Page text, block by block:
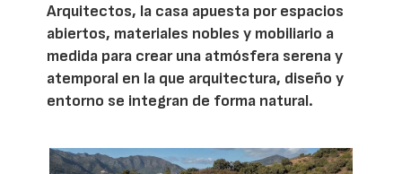
Arquitectos, la casa apuesta por espacios
abiertos, materiales nobles y mobiliario a
medida para crear una atmósfera serena y
atemporal en la que arquitectura, diseño y
entorno se integran de forma natural.